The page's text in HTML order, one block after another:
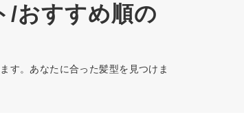
/おすすめ順の
す。あなたに合った髪型を見つけま